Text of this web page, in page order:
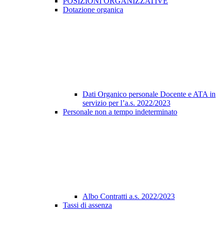
Dotazione organica
Dati Organico personale Docente e ATA in
servizio per l’a.s. 2022/2023
Personale non a tempo indeterminato
Albo Contratti a.s. 2022/2023
Tassi di assenza